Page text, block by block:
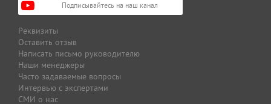
Подписывайтесь на наш канал
Реквизиты
Оставить отзыв
Написать письмо руководителю
Наши менеджеры
Часто задаваемые вопросы
Интервью с экспертами
СМИ о нас